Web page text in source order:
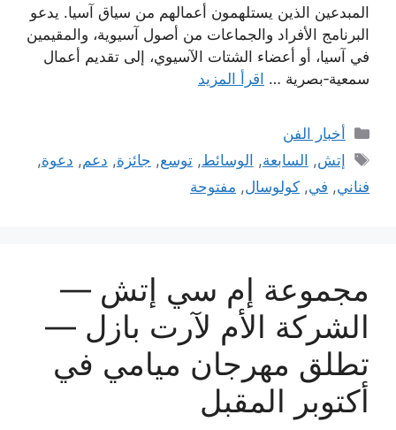
المبدعين الذين يستلهمون أعمالهم من سياق آسيا. يدعو
البرنامج الأفراد والجماعات من أصول آسيوية، والمقيمين
في آسيا، أو أعضاء الشتات الآسيوي، إلى تقديم أعمال
سمعية‑بصرية … اقرأ المزيد
التصنيفات
أخبار الفن
الوسوم
إتش, السابعة, الوسائط,توسع, جائزة, دعم, دعوة,
فناني, في, كولوسال, مفتوحة
مجموعة إم سي إتش —
الشركة الأم لآرت بازل —
تطلق مهرجان ميامي في
أكتوبر المقبل